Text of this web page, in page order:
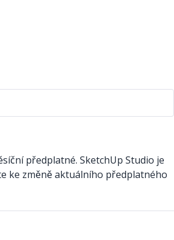
předplatné. SketchUp Studio je
ke změně aktuálního předplatného